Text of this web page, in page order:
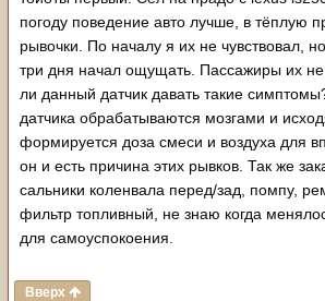
погоду поведение авто лучше, в тёплую
рывочки. По началу я их не чувствовал,
три дня начал ощущать. Пассажиры их
ли данный датчик давать такие
датчика обрабатываются мозгами и
формируется доза смеси и воздуха для
он и есть причина этих рывков. Так же
сальники коленвала перед/зад, помпу,
фильтр топливный, не знаю когда
для самоуспокоения.
Вверх